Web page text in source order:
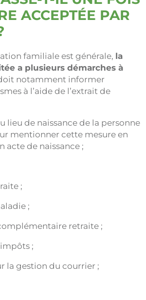
ACCEPTÉE PAR
familiale est générale, la
a plusieurs démarches à
notamment informer
à l’aide de l’extrait de
lieu de naissance de la personne
mentionner cette mesure en
acte de naissance ;
;
;
retraite ;
;
la gestion du courrier ;